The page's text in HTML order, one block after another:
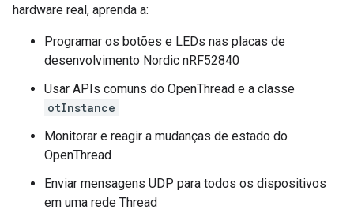
hardware real, aprenda a:
Programar os botões e LEDs nas placas de
desenvolvimento Nordic nRF52840
Usar APIs comuns do OpenThread e a classe
otInstance
Monitorar e reagir a mudanças de estado do
OpenThread
Enviar mensagens UDP para todos os dispositivos
em uma rede Thread